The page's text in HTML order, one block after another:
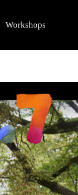
Workshops